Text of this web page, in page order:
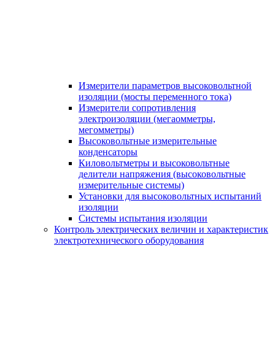
Измерители параметров высоковольтной
изоляции (мосты переменного тока)
Измерители сопротивления
электроизоляции (мегаомметры,
мегомметры)
Высоковольтные измерительные
конденсаторы
Киловольтметры и высоковольтные
делители напряжения (высоковольтные
измерительные системы)
Установки для высоковольтных испытаний
изоляции
Системы испытания изоляции
Контроль электрических величин и характеристик
электротехнического оборудования